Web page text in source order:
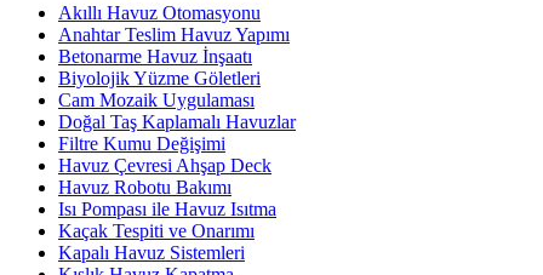
Akıllı Havuz Otomasyonu
Anahtar Teslim Havuz Yapımı
Betonarme Havuz İnşaatı
Biyolojik Yüzme Göletleri
Cam Mozaik Uygulaması
Doğal Taş Kaplamalı Havuzlar
Filtre Kumu Değişimi
Havuz Çevresi Ahşap Deck
Havuz Robotu Bakımı
Isı Pompası ile Havuz Isıtma
Kaçak Tespiti ve Onarımı
Kapalı Havuz Sistemleri